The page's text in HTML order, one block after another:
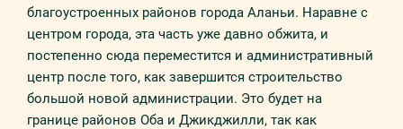
благоустроенных районов города Аланьи. Наравне с
центром города, эта часть уже давно обжита, и
постепенно сюда переместится и административный
центр после того, как завершится строительство
большой новой администрации. Это будет на
границе районов Оба и Джикджилли, так как